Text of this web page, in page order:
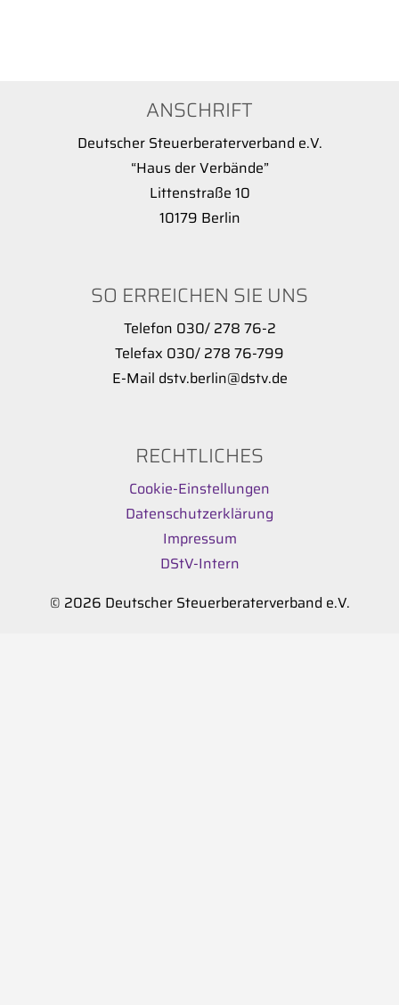
ANSCHRIFT
Deutscher Steuerberaterverband e.V.
“Haus der Verbände”
Littenstraße 10
10179 Berlin
SO ERREICHEN SIE UNS
Telefon 030/ 278 76-2
Telefax 030/ 278 76-799
E-Mail dstv.berlin@dstv.de
RECHTLICHES
Cookie-Einstellungen
Datenschutzerklärung
Impressum
DStV-Intern
© 2026 Deutscher Steuerberaterverband e.V.